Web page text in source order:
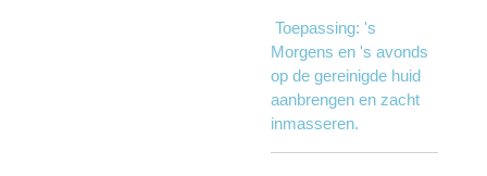
Toepassing: 's
Morgens en 's avonds
op de gereinigde huid
aanbrengen en zacht
inmasseren.